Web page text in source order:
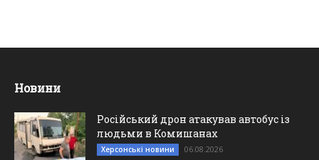
Новини
Російський дрон атакував автобус із
людьми в Комишанах
Херсонські новини 06.08.2026